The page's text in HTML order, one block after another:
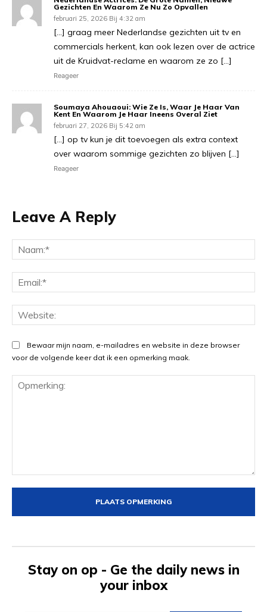
Gezichten En Waarom Ze Nu Zo Opvallen
februari 25, 2026 Bij 4:32 am
[…] graag meer Nederlandse gezichten uit tv en
commercials herkent, kan ook lezen over de actrice
uit de Kruidvat-reclame en waarom ze zo […]
Reageer
Soumaya Ahouaoui: Wie Ze Is, Waar Je Haar Van
Kent En Waarom Je Haar Ineens Overal Ziet
februari 27, 2026 Bij 5:42 am
[…] op tv kun je dit toevoegen als extra context
over waarom sommige gezichten zo blijven […]
Reageer
Leave A Reply
Bewaar mijn naam, e-mailadres en website in deze browser
voor de volgende keer dat ik een opmerking maak.
Stay on op - Ge the daily news in
your inbox